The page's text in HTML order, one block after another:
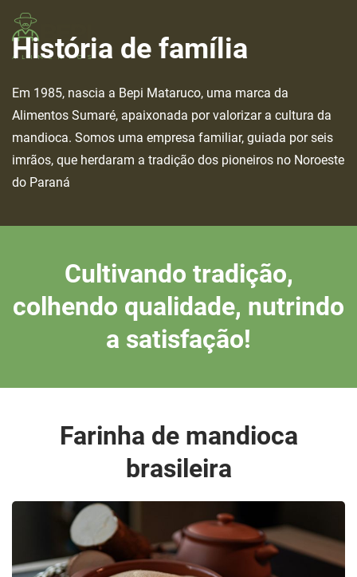
Skip to main content
História de família
Em 1985, nascia a Bepi Mataruco, uma marca da
Alimentos Sumaré, apaixonada por valorizar a cultura da
mandioca. Somos uma empresa familiar, guiada por seis
imrãos, que herdaram a tradição dos pioneiros no Noroeste
do Paraná
Cultivando tradição,
colhendo qualidade, nutrindo
a satisfação!
Farinha de mandioca
brasileira